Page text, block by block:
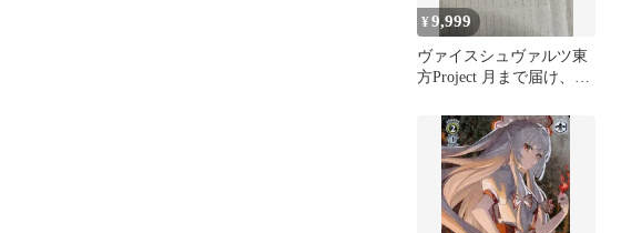
¥9,999
ヴァイスシュヴァルツ東
方Project 月まで届け、不